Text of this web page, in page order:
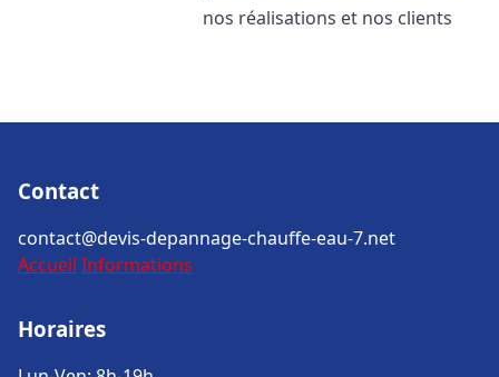
nos réalisations et nos clients
Contact
contact@devis-depannage-chauffe-eau-7.net
Accueil Informations
Horaires